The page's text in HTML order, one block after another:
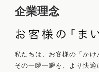
洗面化粧台
企業理念
私たちは、お客様の「かけ
その一瞬一瞬を、より快